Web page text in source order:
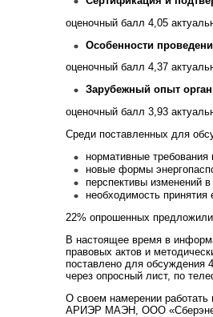
оценочный балл 4,05
Особенности
оценочный балл 4,37
Зарубежный опыт
оценочный балл 3,93
Среди поставленных для
нормативные требования
новые формы
перспективы изменений
необходимость
22% опрошенных
В настоящее время в
правовых актов и
поставлено для обсуждения
через опросный лист, по
О своем намерении работать
АРИЭР МАЭН, ООО